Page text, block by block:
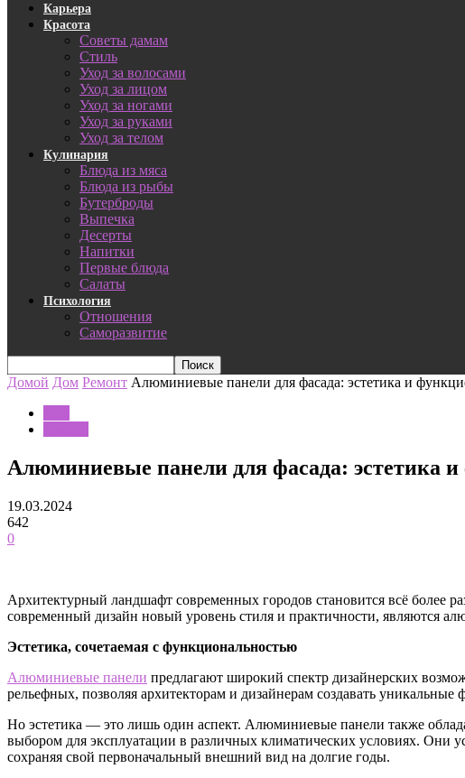
Карьера
Красота
Советы дамам
Стиль
Уход за волосами
Уход за лицом
Уход за ногами
Уход за руками
Уход за телом
Кулинария
Блюда из мяса
Блюда из рыбы
Бутерброды
Выпечка
Десерты
Напитки
Первые блюда
Салаты
Психология
Отношения
Саморазвитие
Домой Дом Ремонт Алюминиевые панели для фасада: эстетика и
Алюминиевые панели для фасада: эстетика
19.03.2024
642
0
Архитектурный ландшафт современных городов становится всё более
современный дизайн новый уровень стиля и практичности, являются
Эстетика, сочетаемая с функциональностью
Алюминиевые панели предлагают широкий спектр дизайнерских
рельефных, позволяя архитекторам и дизайнерам создавать
Но эстетика — это лишь один аспект. Алюминиевые панели также
выбором для эксплуатации в различных климатических условиях. Они
сохраняя свой первоначальный внешний вид на долгие годы.